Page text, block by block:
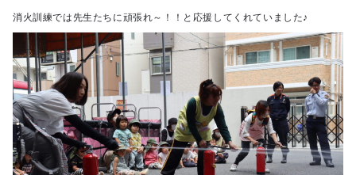
消火訓練では先生たちに頑張れ～！！と応援してくれていました♪